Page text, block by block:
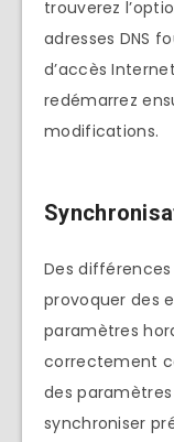
trouverez
adresses DNS
d’accès
redémarrez
modifications.
Des
provoquer des
paramètres
correctement
des
synchroniser